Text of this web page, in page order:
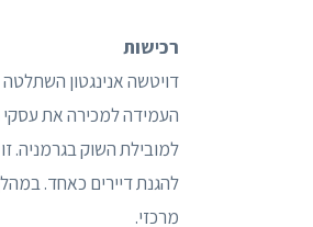
רכישות
למובילת השוק בגרמניה.
להגנת דיירים כאחד.
מרכזי.